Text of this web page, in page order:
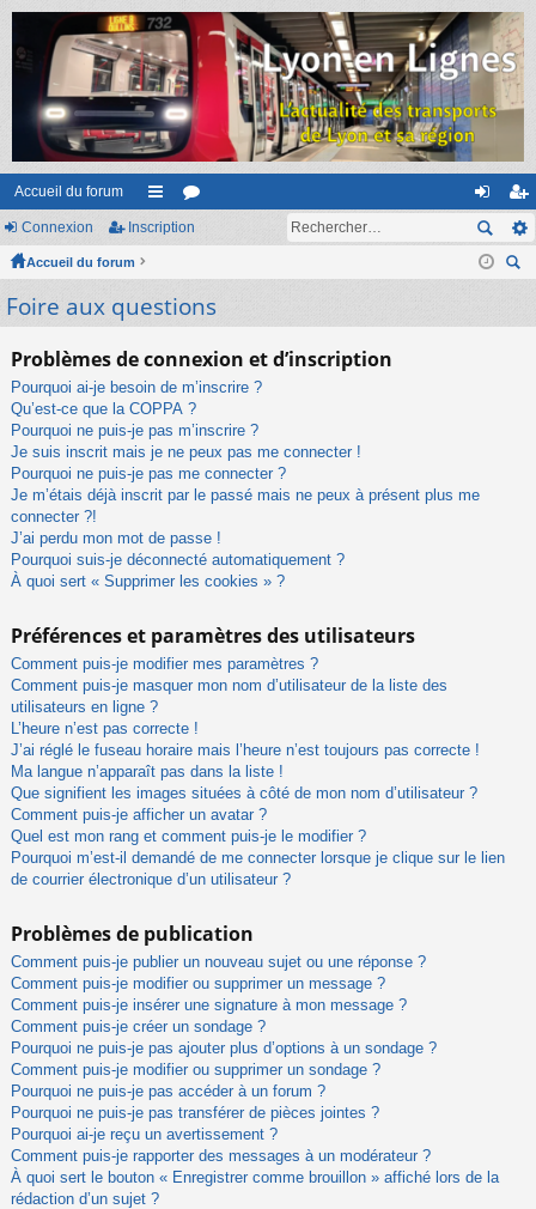
Accueil du forum
ac
ur
s
or
m
on
ne
ns
cri
Connexion Inscription
Accueil du forum
Foire aux questions
Problèmes de connexion et d’inscription
Pourquoi ai-je besoin de m’inscrire ?
Qu’est-ce que la COPPA ?
Pourquoi ne puis-je pas m’inscrire ?
Je suis inscrit mais je ne peux pas me connecter !
Pourquoi ne puis-je pas me connecter ?
Je m’étais déjà inscrit par le passé mais ne peux à présent plus me
connecter ?!
J’ai perdu mon mot de passe !
Pourquoi suis-je déconnecté automatiquement ?
À quoi sert « Supprimer les cookies » ?
Préférences et paramètres des utilisateurs
Comment puis-je modifier mes paramètres ?
Comment puis-je masquer mon nom d’utilisateur de la liste des
utilisateurs en ligne ?
L’heure n’est pas correcte !
J’ai réglé le fuseau horaire mais l’heure n’est toujours pas correcte !
Ma langue n’apparaît pas dans la liste !
Que signifient les images situées à côté de mon nom d’utilisateur ?
Comment puis-je afficher un avatar ?
Quel est mon rang et comment puis-je le modifier ?
Pourquoi m’est-il demandé de me connecter lorsque je clique sur le lien
de courrier électronique d’un utilisateur ?
Problèmes de publication
Comment puis-je publier un nouveau sujet ou une réponse ?
Comment puis-je modifier ou supprimer un message ?
Comment puis-je insérer une signature à mon message ?
Comment puis-je créer un sondage ?
Pourquoi ne puis-je pas ajouter plus d’options à un sondage ?
Comment puis-je modifier ou supprimer un sondage ?
Pourquoi ne puis-je pas accéder à un forum ?
Pourquoi ne puis-je pas transférer de pièces jointes ?
Pourquoi ai-je reçu un avertissement ?
Comment puis-je rapporter des messages à un modérateur ?
À quoi sert le bouton « Enregistrer comme brouillon » affiché lors de la
rédaction d’un sujet ?